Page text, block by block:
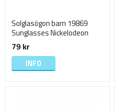
Solglasögon barn 19869
Sunglasses Nickelodeon
Paw Patrol 15cm Mörkblå FP
79 kr
INFO